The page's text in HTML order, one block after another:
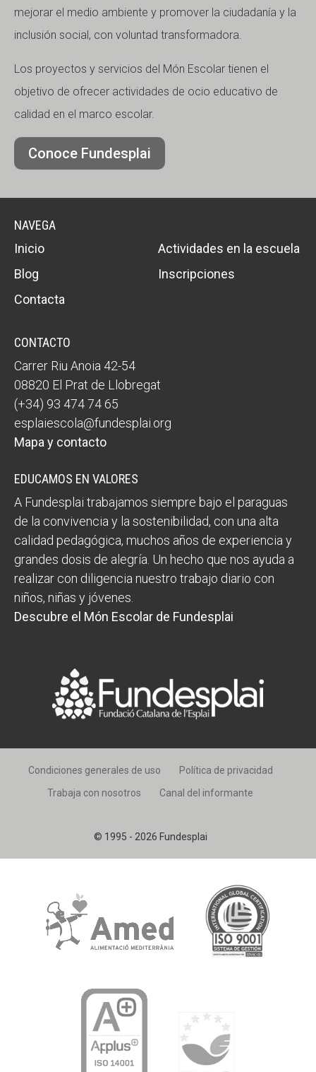
mejorar el medio ambiente y promover la ciudadanía y la
inclusión social, con voluntad transformadora.
Los proyectos y servicios del Món Escolar tienen el
objetivo de ofrecer actividades de ocio educativo de
calidad en el marco escolar.
Conoce Fundesplai
NAVEGA
Inicio
Actividades en la escuela
Blog
Inscripciones
Contacta
CONTACTO
Carrer Riu Anoia 42-54
08820 El Prat de Llobregat
(+34) 93 474 74 65
esplaiescola@fundesplai.org
Mapa y contacto
EDUCAMOS EN VALORES
A Fundesplai trabajamos siempre bajo el paraguas
de la convivencia y la sostenibilidad, con una alta
calidad pedagógica, muchos años de experiencia y
grandes dosis de alegría. Un hecho que nos ayuda a
realizar con diligencia nuestro trabajo diario con
niños, niñas y jóvenes.
Descubre el Món Escolar de Fundesplai
© 1995 - 2026 Fundesplai
Condiciones generales de uso
Política de privacidad
Trabaja con nosotros
Canal del informante